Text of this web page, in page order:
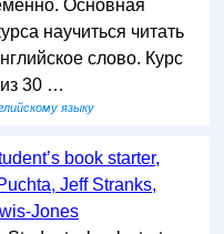
Основная
научиться читать
слово. Курс
из 30 …
языку
book starter,
Jeff Stranks,
Jones